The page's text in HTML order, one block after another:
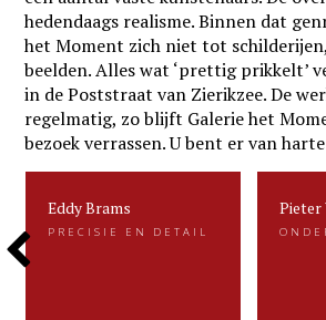
hedendaags realisme. Binnen dat
het Moment zich niet tot
beelden. Alles wat ‘prettig prikkelt’
in de Poststraat van Zierikzee. De
regelmatig, zo blijft Galerie het
bezoek verrassen. U bent er van
Eddy Brams
PRECISIE EN DETAIL
Pieter